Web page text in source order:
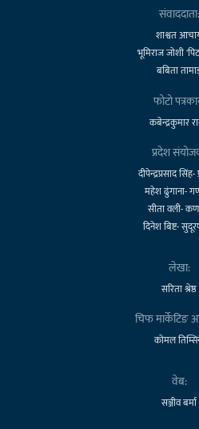
संवाददाता:
शाश्वत
भूमिराज जोशी
बबिता
फोटो
कबेन्द्रकुमार
प्रदेश
दीपेन्द्रप्रसाद
महेश ढुंगाना-
सीता वली-
दिनेश बिष्ट-
लेखा:
सरिता श्रेष्ठ
चिफ मार्केटिङ
कोमल
वेब:
सञ्जीव बर्मा